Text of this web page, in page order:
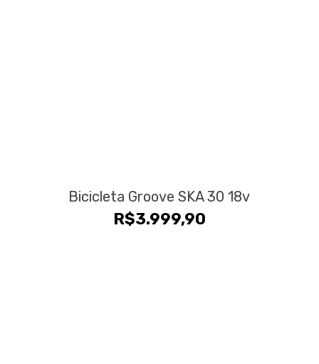
Bicicleta Groove SKA 30 18v
R$3.999,90